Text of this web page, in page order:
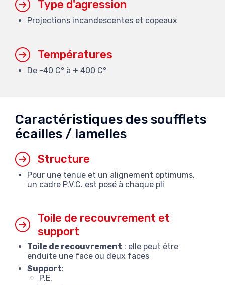
Type d'agression
Projections incandescentes et copeaux
Températures
De -40 C° à + 400 C°
Caractéristiques des soufflets
écailles / lamelles
Structure
Pour une tenue et un alignement optimums,
un cadre P.V.C. est posé à chaque pli
Toile de recouvrement et
support
Toile de recouvrement : elle peut être
enduite une face ou deux faces
Support:
P.E.